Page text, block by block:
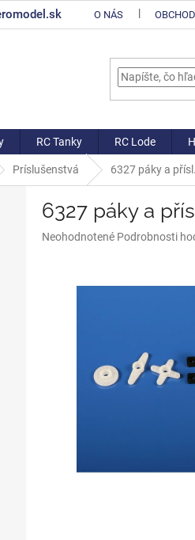
O NÁS
RC Tanky RC Lode
Príslušenstvá 6327 páky a
6327 páky a
Priemerné
Neohodnotené Podrobnosti